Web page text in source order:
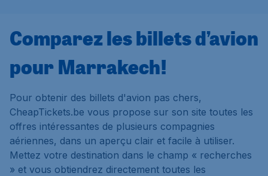
Comparez les billets d’avion
pour Marrakech!
Pour obtenir des billets d'avion pas chers,
CheapTickets.be vous propose sur son site toutes les
offres intéressantes de plusieurs compagnies
aériennes, dans un aperçu clair et facile à utiliser.
Mettez votre destination dans le champ « recherches
» et vous obtiendrez directement toutes les